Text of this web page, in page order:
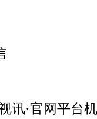
讯·官网平台